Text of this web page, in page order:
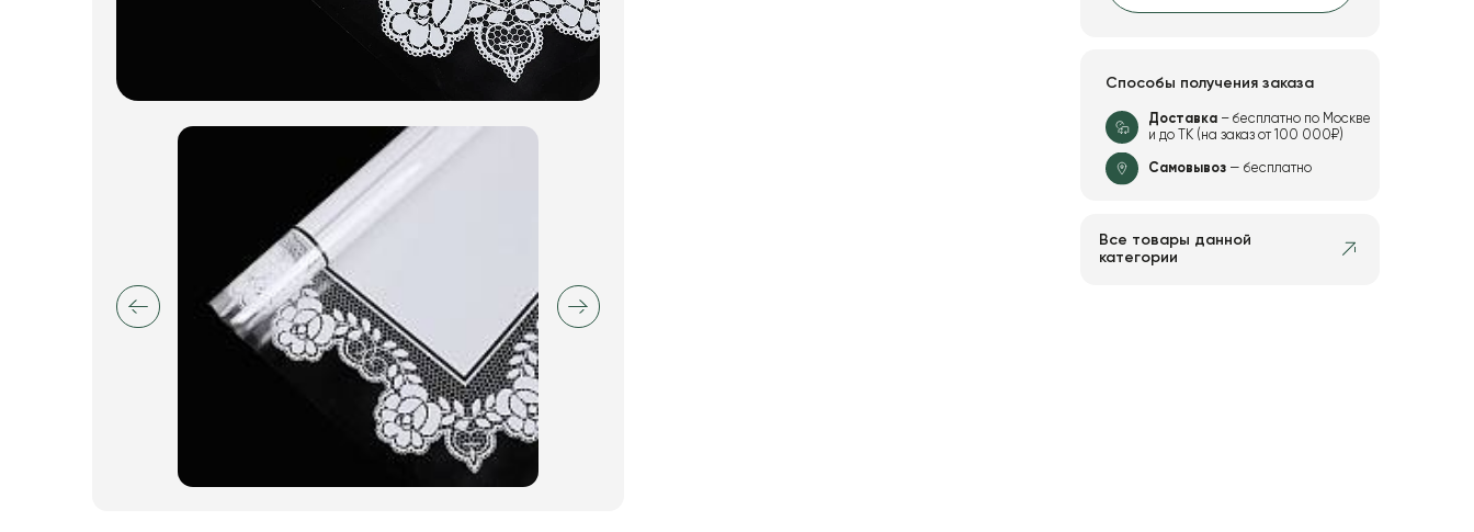
Фоамиран Способы получения заказа
Доставка– бесплатно по Москве
и до ТК (на заказ от 100 000₽)
Самовывоз— бесплатно
Все товары данной
категории